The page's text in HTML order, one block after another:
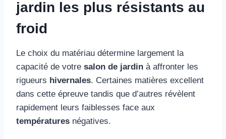
jardin les plus résistants au
froid
Le choix du matériau détermine largement la
capacité de votre salon de jardin à affronter les
rigueurs hivernales. Certaines matières excellent
dans cette épreuve tandis que d’autres révèlent
rapidement leurs faiblesses face aux
températures négatives.